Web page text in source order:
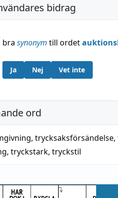
bidrag
synonym till ordet
Ja Nej Vet inte
ord
, trycksaksförsändelse,
, tryckstark, tryckstil